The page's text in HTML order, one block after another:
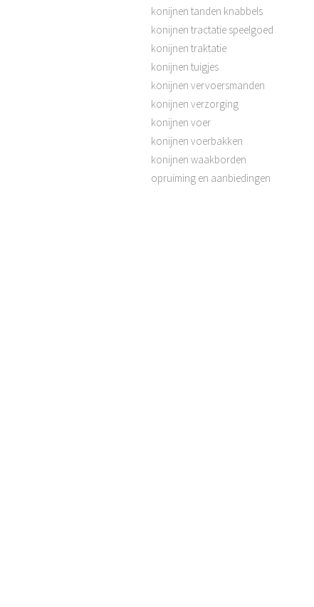
konijnen tanden knabbels
konijnen tractatie speelgoed
konijnen traktatie
konijnen tuigjes
konijnen vervoersmanden
konijnen verzorging
konijnen voer
konijnen voerbakken
konijnen waakborden
opruiming en aanbiedingen